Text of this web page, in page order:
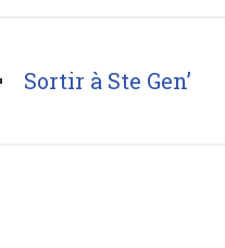
Sortir à Ste Gen’